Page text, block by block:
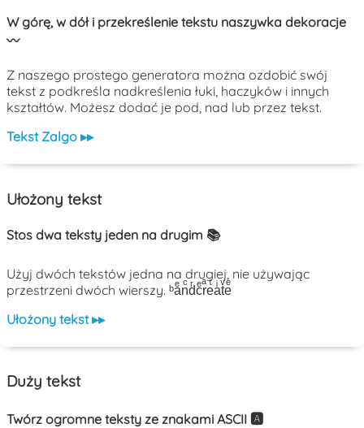
W górę, w dół i przekreślenie tekstu naszywka dekoracje
〰️
Z naszego prostego generatora można ozdobić swój
tekst z podkreśla nadkreślenia łuki, haczyków i innych
kształtów. Możesz dodać je pod, nad lub przez tekst.
Tekst Zalgo ▸▸
Ułożony tekst
Stos dwa teksty jeden na drugim 📚
Użyj dwóch tekstów jedna na drugiej, nie używając
przestrzeni dwóch wierszy. ᵇaͤnͨdͬcͤrͣeͭaͥtͮeͤ
Ułożony tekst ▸▸
Duży tekst
Twórz ogromne teksty ze znakami ASCII 🅰️